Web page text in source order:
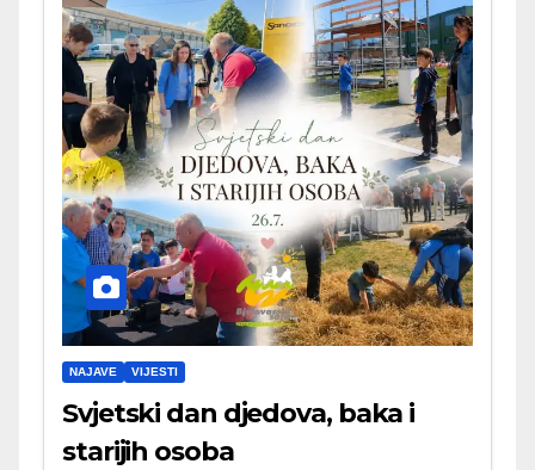
NAJAVE VIJESTI
Svjetski dan djedova, baka i
starijih osoba